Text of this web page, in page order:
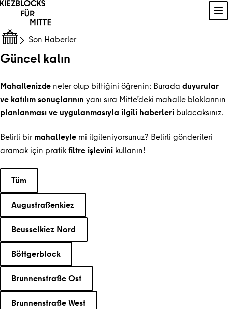
İçeriğe geç
Son Haberler
Güncel kalın
Mahallenizde neler olup bittiğini öğrenin: Burada duyurular
ve katılım sonuçlarının yanı sıra Mitte’deki mahalle bloklarının
planlanması ve uygulanmasıyla ilgili haberleri bulacaksınız.
Belirli birmahalleyle mi ilgileniyorsunuz? Belirli gönderileri
aramak için pratikfiltre işlevini kullanın!
Bir kategori seçin
Tüm
Augustraßenkiez
Beusselkiez Nord
Böttgerblock
Brunnenstraße Ost
Brunnenstraße West